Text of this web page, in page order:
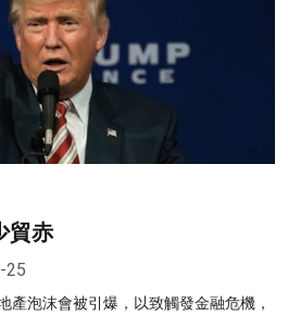
貿赤
25
產泡沫會被引爆，以致觸發金融危機，